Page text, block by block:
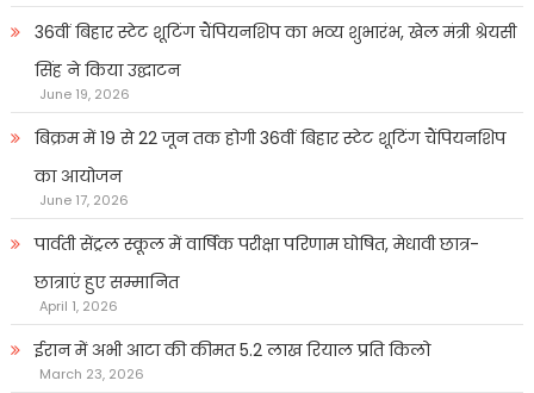
36वीं बिहार स्टेट शूटिंग चैंपियनशिप का भव्य शुभारंभ, खेल मंत्री श्रेयसी
सिंह ने किया उद्घाटन
June 19, 2026
बिक्रम में 19 से 22 जून तक होगी 36वीं बिहार स्टेट शूटिंग चैंपियनशिप
का आयोजन
June 17, 2026
पार्वती सेंट्रल स्कूल में वार्षिक परीक्षा परिणाम घोषित, मेधावी छात्र-
छात्राएं हुए सम्मानित
April 1, 2026
ईरान में अभी आटा की कीमत 5.2 लाख रियाल प्रति किलो
March 23, 2026